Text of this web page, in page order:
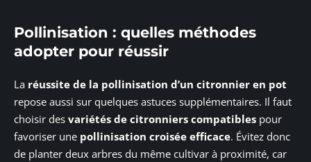
Pollinisation : quelles méthodes
adopter pour réussir
La réussite de la pollinisation d’un citronnier en pot
repose aussi sur quelques astuces supplémentaires. Il faut
choisir des variétés de citronniers compatibles pour
favoriser une pollinisation croisée efficace. Évitez donc
de planter deux arbres du même cultivar à proximité, car